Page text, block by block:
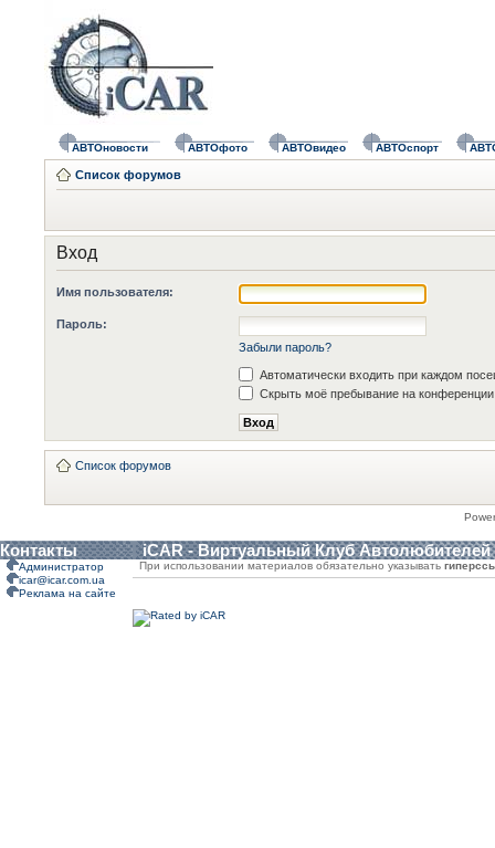
АВТОновости АВТОфото АВТОвидео АВТОспорт
Список форумов
Вход
Имя пользователя:
Пароль:
Забыли пароль?
Автоматически входить при каждом
Скрыть моё пребывание на конференции
Список форумов
Контакты iCAR - Виртуальный Клуб Автолюбителей
Администратор
icar@icar.com.ua
Реклама на сайте
При использовании материалов обязательно указывать